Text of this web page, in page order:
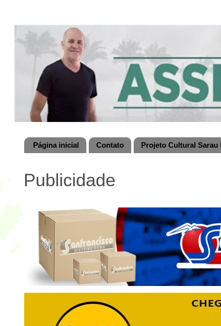
Página inicial Contato Projeto Cultural
Publicidade